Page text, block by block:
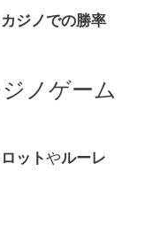
ジノでの勝率
ノゲーム
ットやルーレ